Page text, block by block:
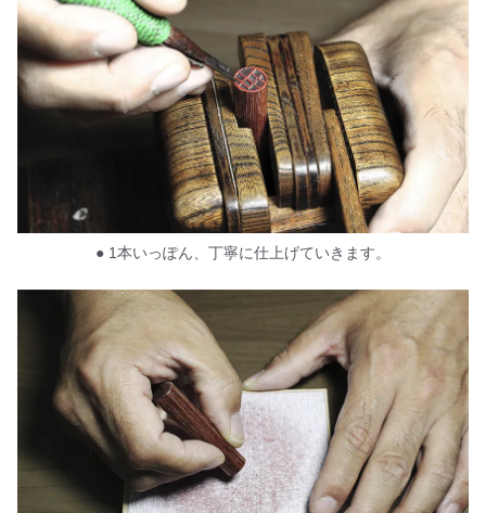
● 1本いっぽん、丁寧に仕上げていきます。